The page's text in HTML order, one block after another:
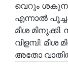
വെറും ശകുനം
എന്നാൽ
മീശ
വിളമ്പി.
അതോ